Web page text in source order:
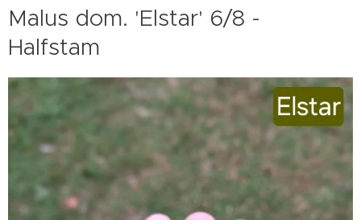
Malus dom. 'Elstar' 6/8 -
Halfstam